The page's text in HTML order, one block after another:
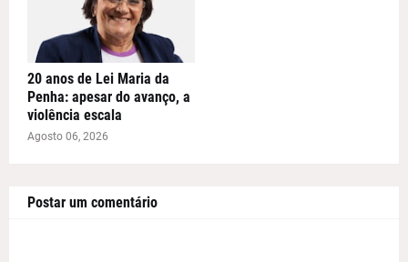
20 anos de Lei Maria da
Penha: apesar do avanço, a
violência escala
Agosto 06, 2026
Postar um comentário